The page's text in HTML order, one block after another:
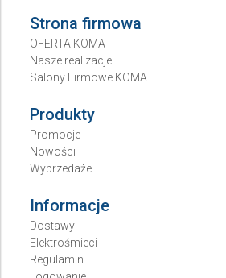
Strona firmowa
OFERTA KOMA
Nasze realizacje
Salony Firmowe KOMA
Produkty
Promocje
Nowości
Wyprzedaże
Informacje
Dostawy
Elektrośmieci
Regulamin